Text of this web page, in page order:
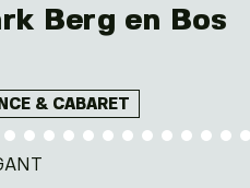
Berg en Bos
& CABARET